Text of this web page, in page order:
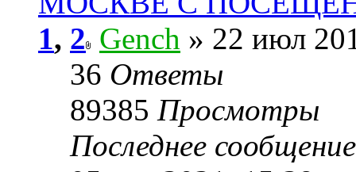
1, 2 Gench » 22 июл
36 Ответы
89385 Просмотры
Последнее